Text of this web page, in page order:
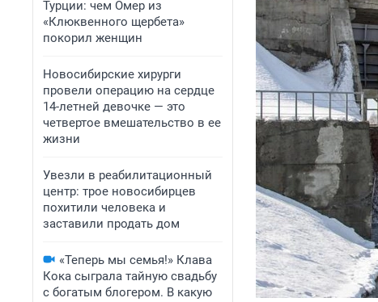
Турции: чем Омер из
«Клюквенного щербета»
покорил женщин
Новосибирские хирурги
провели операцию на сердце
14-летней девочке — это
четвертое вмешательство в ее
жизни
Увезли в реабилитационный
центр: трое новосибирцев
похитили человека и
заставили продать дом
«Теперь мы семья!» Клава
Кока сыграла тайную свадьбу
с богатым блогером. В какую